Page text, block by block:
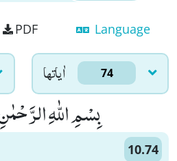
PDF Language
اٰياتها 74
بِسْمِ اللّٰهِ
10.74